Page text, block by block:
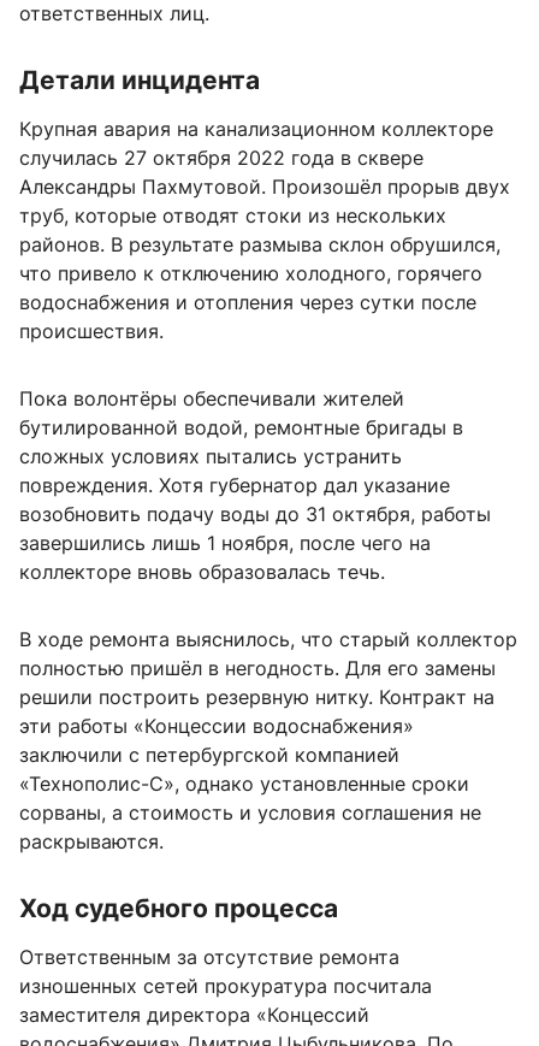
ответственных лиц.
Детали инцидента
Крупная авария на канализационном коллекторе
случилась 27 октября 2022 года в сквере
Александры Пахмутовой. Произошёл прорыв двух
труб, которые отводят стоки из нескольких
районов. В результате размыва склон обрушился,
что привело к отключению холодного, горячего
водоснабжения и отопления через сутки после
происшествия.
Пока волонтёры обеспечивали жителей
бутилированной водой, ремонтные бригады в
сложных условиях пытались устранить
повреждения. Хотя губернатор дал указание
возобновить подачу воды до 31 октября, работы
завершились лишь 1 ноября, после чего на
коллекторе вновь образовалась течь.
В ходе ремонта выяснилось, что старый коллектор
полностью пришёл в негодность. Для его замены
решили построить резервную нитку. Контракт на
эти работы «Концессии водоснабжения»
заключили с петербургской компанией
«Технополис-С», однако установленные сроки
сорваны, а стоимость и условия соглашения не
раскрываются.
Ход судебного процесса
Ответственным за отсутствие ремонта
изношенных сетей прокуратура посчитала
заместителя директора «Концессий